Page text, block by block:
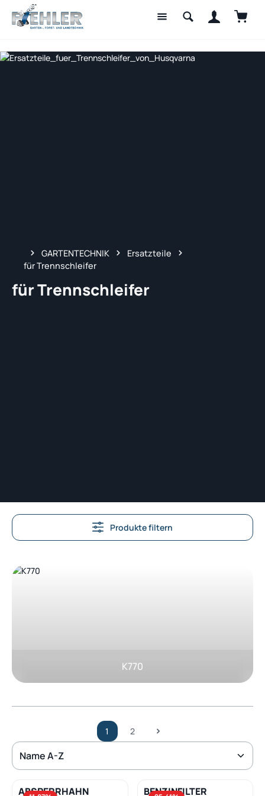
Zum Hauptinhalt springen
GARTENTECHNIK
Ersatzteile
für Trennschleifer
für Trennschleifer
Produkte filtern
Kategoriegalerie überspringen
K770
Seite
1 Seite
2
ABSPERRHAHN
BENZINFILTER